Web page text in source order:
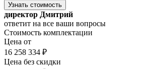
Узнать стоимость
директор Дмитрий
ответит на все ваши вопросы
Стоимость комплектации
Цена от
16 258 334 ₽
Цена без скидки